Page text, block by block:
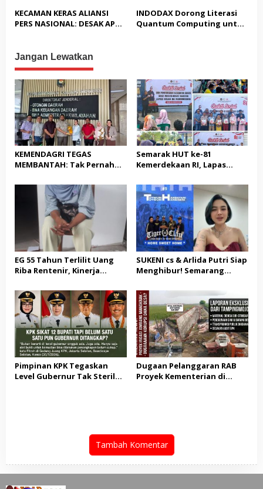
Cukup, Bukan Dilindungi
Nasionaldetik.com Desak
Tindakan Tegas
KECAMAN KERAS ALIANSI
PERS NASIONAL: DESAK APH
USUT TUNTAS GURITA
PUNGLI BERJAMAAH SERTA
KEPALA DINAS PENDIDIKAN
INDODAX Dorong Literasi
Quantum Computing untuk
Jangan Lewatkan
KEMENDAGRI TEGAS
MEMBANTAH: Tak Pernah
STC Tak Diperpanjang
Semarak HUT ke-81
Kemerdekaan RI, Lapas
Sosial dan Pemeriksaan
Kesehatan Gratis bagi
Masyarakat
EG 55 Tahun Terlilit Uang
Riba Rentenir, Kinerja
Satreskrim Polresta
Karawang unit krimum
Patut di Pertanyakan
SUKENI cs & Arlida Putri Siap
Menghibur! Semarang
Akbar “Back On Track” 2026–
2029
Pimpinan KPK Tegaskan
Level Gubernur Tak Steril
Dugaan Pelanggaran RAB
Proyek Kementerian di
Tambah Komentar